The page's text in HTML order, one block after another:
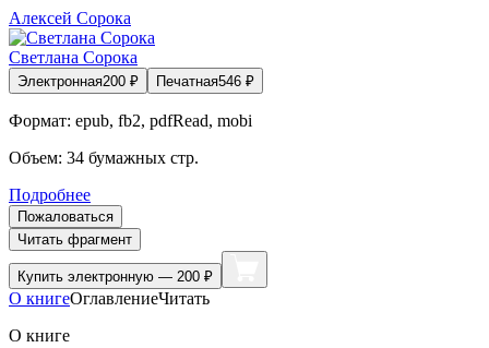
Алексей Сорока
Светлана Сорока
Электронная200 ₽ Печатная546 ₽
Формат: epub, fb2, pdfRead, mobi
Объем: 34 бумажных стр.
Подробнее
Пожаловаться
Читать фрагмент
Купить электронную — 200 ₽
О книгеОглавлениеЧитать
О книге